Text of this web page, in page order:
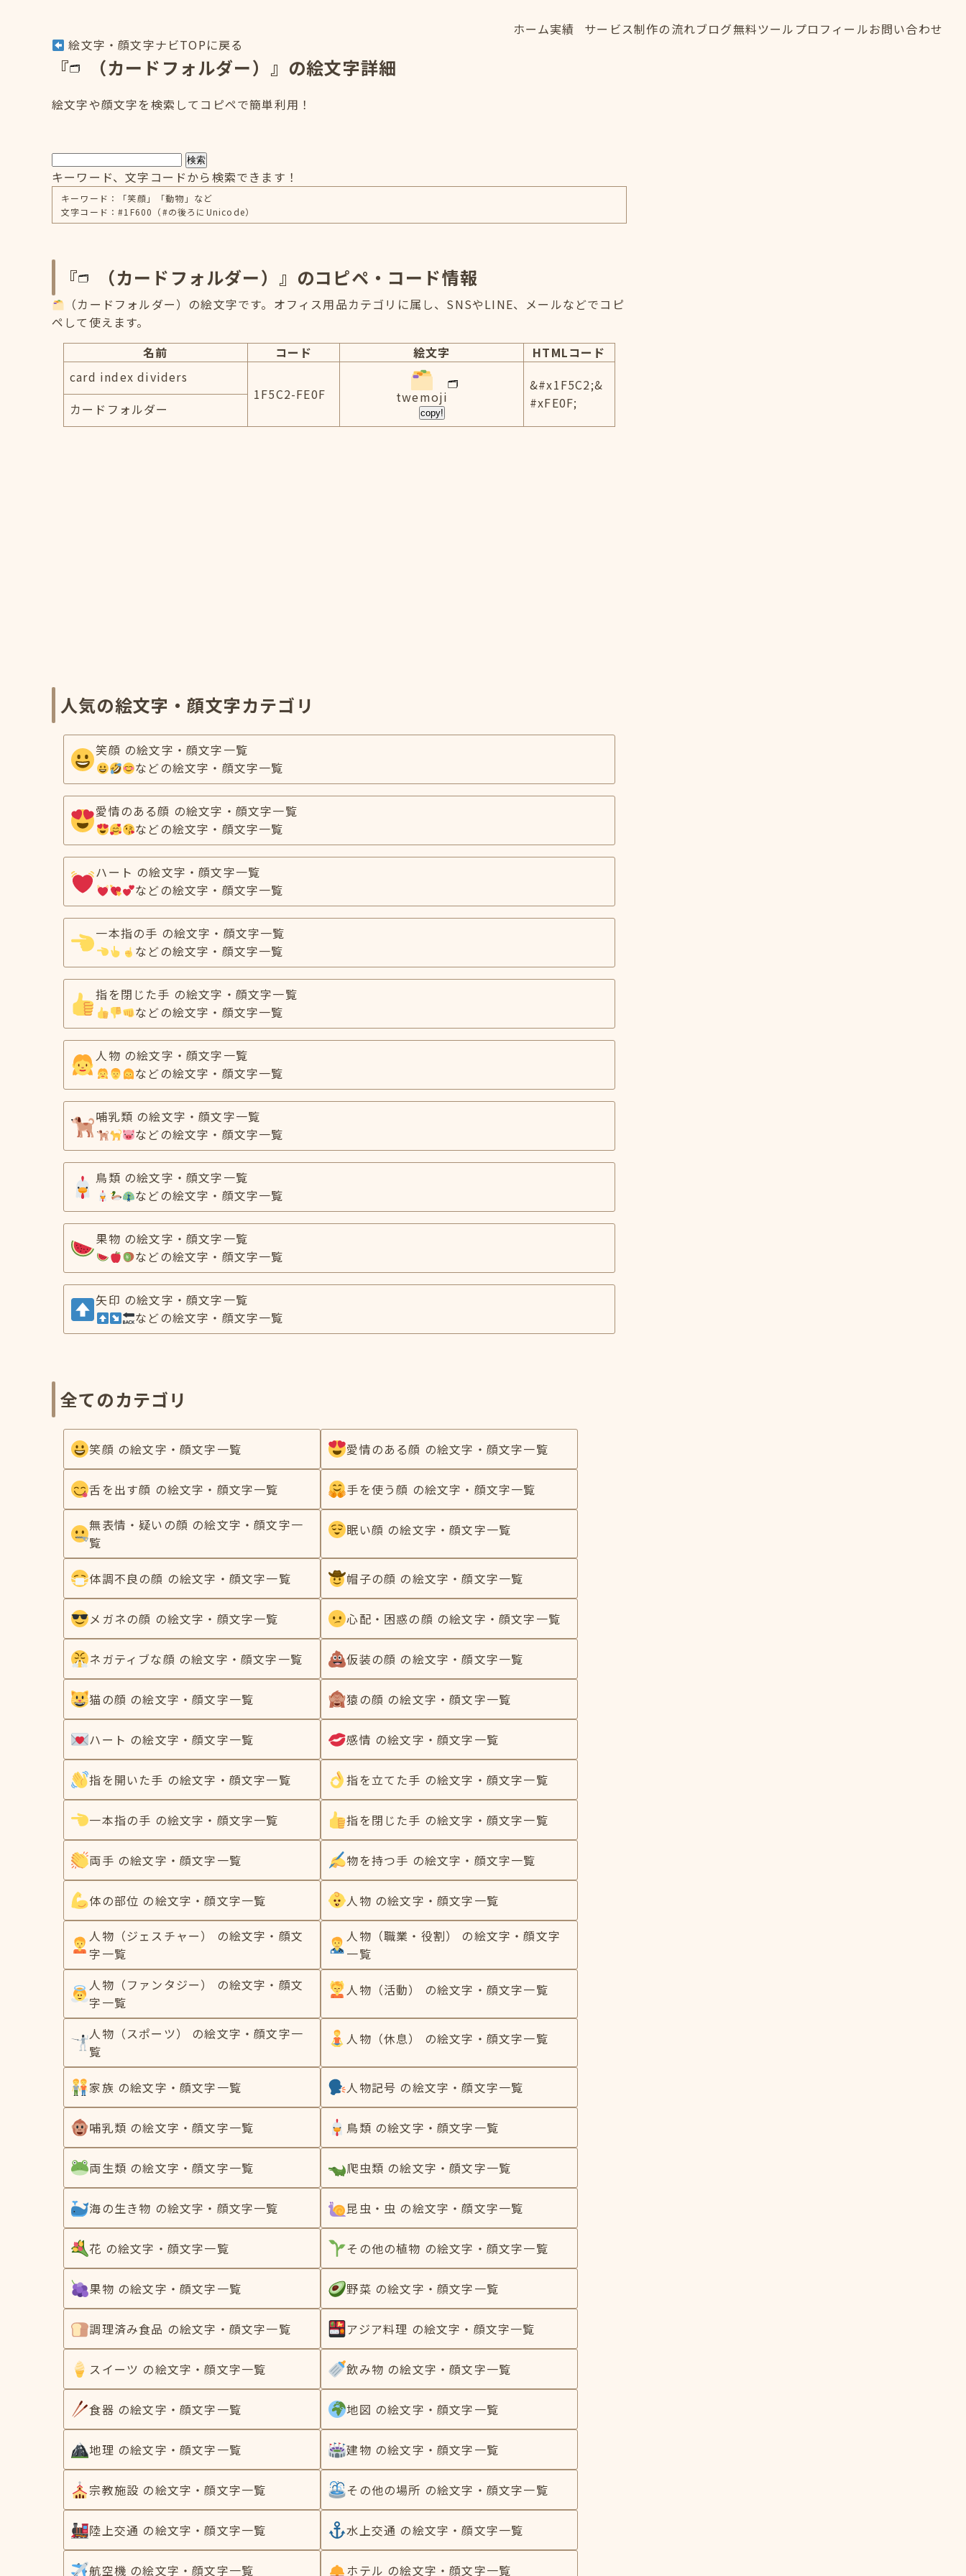
ホーム実績
サービス制作の流れブログ無料ツール プロフィールお問い合わせ
絵文字・顔文字ナビTOPに戻る
『 （カードフォルダー）』の絵文字詳細
絵文字や顔文字を検索してコピペで簡単利用！
検索
キーワード、文字コードから検索できます！
キーワード：「笑顔」「動物」など
文字コード：#1F600（#の後ろにUnicode）
『 （カードフォルダー）』のコピペ・コード情報
（カードフォルダー）の絵文字です。オフィス用品カテゴリに属し、SNSやLINE、メールなどでコピ
ペして使えます。
名前
コード 絵文字
HTMLコード
card index dividers
1F5C2-FE0F
twemoji
copy!
&#x1F5C2;&
#xFE0F;
カードフォルダー
人気の絵文字・顔文字カテゴリ
笑顔 の絵文字・顔文字一覧
などの絵文字・顔文字一覧
愛情のある顔 の絵文字・顔文字一覧
などの絵文字・顔文字一覧
ハート の絵文字・顔文字一覧
などの絵文字・顔文字一覧
一本指の手 の絵文字・顔文字一覧
などの絵文字・顔文字一覧
指を閉じた手 の絵文字・顔文字一覧
などの絵文字・顔文字一覧
人物 の絵文字・顔文字一覧
などの絵文字・顔文字一覧
哺乳類 の絵文字・顔文字一覧
などの絵文字・顔文字一覧
鳥類 の絵文字・顔文字一覧
などの絵文字・顔文字一覧
果物 の絵文字・顔文字一覧
などの絵文字・顔文字一覧
矢印 の絵文字・顔文字一覧
などの絵文字・顔文字一覧
全てのカテゴリ
笑顔 の絵文字・顔文字一覧 愛情のある顔 の絵文字・顔文字一覧
舌を出す顔 の絵文字・顔文字一覧 手を使う顔 の絵文字・顔文字一覧
無表情・疑いの顔 の絵文字・顔文字一
覧
眠い顔 の絵文字・顔文字一覧
体調不良の顔 の絵文字・顔文字一覧 帽子の顔 の絵文字・顔文字一覧
メガネの顔 の絵文字・顔文字一覧 心配・困惑の顔 の絵文字・顔文字一覧
ネガティブな顔 の絵文字・顔文字一覧 仮装の顔 の絵文字・顔文字一覧
猫の顔 の絵文字・顔文字一覧 猿の顔 の絵文字・顔文字一覧
ハート の絵文字・顔文字一覧 感情 の絵文字・顔文字一覧
指を開いた手 の絵文字・顔文字一覧 指を立てた手 の絵文字・顔文字一覧
一本指の手 の絵文字・顔文字一覧 指を閉じた手 の絵文字・顔文字一覧
両手 の絵文字・顔文字一覧 物を持つ手 の絵文字・顔文字一覧
体の部位 の絵文字・顔文字一覧 人物 の絵文字・顔文字一覧
人物（ジェスチャー） の絵文字・顔文
字一覧
人物（職業・役割） の絵文字・顔文字
一覧
人物（ファンタジー） の絵文字・顔文
字一覧
人物（活動） の絵文字・顔文字一覧
人物（スポーツ） の絵文字・顔文字一
覧
人物（休息） の絵文字・顔文字一覧
家族 の絵文字・顔文字一覧 人物記号 の絵文字・顔文字一覧
哺乳類 の絵文字・顔文字一覧 鳥類 の絵文字・顔文字一覧
両生類 の絵文字・顔文字一覧 爬虫類 の絵文字・顔文字一覧
海の生き物 の絵文字・顔文字一覧 昆虫・虫 の絵文字・顔文字一覧
花 の絵文字・顔文字一覧 その他の植物 の絵文字・顔文字一覧
果物 の絵文字・顔文字一覧 野菜 の絵文字・顔文字一覧
調理済み食品 の絵文字・顔文字一覧 アジア料理 の絵文字・顔文字一覧
スイーツ の絵文字・顔文字一覧 飲み物 の絵文字・顔文字一覧
食器 の絵文字・顔文字一覧 地図 の絵文字・顔文字一覧
地理 の絵文字・顔文字一覧 建物 の絵文字・顔文字一覧
宗教施設 の絵文字・顔文字一覧 その他の場所 の絵文字・顔文字一覧
陸上交通 の絵文字・顔文字一覧 水上交通 の絵文字・顔文字一覧
航空機 の絵文字・顔文字一覧 ホテル の絵文字・顔文字一覧